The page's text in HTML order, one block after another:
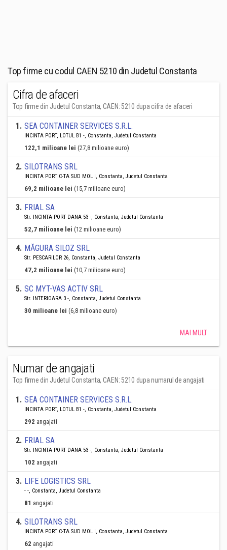
Top firme cu codul CAEN 5210 din Judetul Constanta
Cifra de afaceri
Top firme din Judetul Constanta, CAEN: 5210 dupa cifra de afaceri
1. SEA CONTAINER SERVICES S.R.L.
INCINTA PORT, LOTUL B1 -, Constanta, Judetul Constanta
122,1 milioane lei (27,8 milioane euro)
2. SILOTRANS SRL
INCINTA PORT C-TA SUD MOL I, Constanta, Judetul Constanta
69,2 milioane lei (15,7 milioane euro)
3. FRIAL SA
Str. INCINTA PORT DANA 53 -, Constanta, Judetul Constanta
52,7 milioane lei (12 milioane euro)
4. MĂGURA SILOZ SRL
Str. PESCARILOR 26, Constanta, Judetul Constanta
47,2 milioane lei (10,7 milioane euro)
5. SC MYT-VAS ACTIV SRL
Str. INTERIOARA 3 -, Constanta, Judetul Constanta
30 milioane lei (6,8 milioane euro)
MAI MULT
Numar de angajati
Top firme din Judetul Constanta, CAEN: 5210 dupa numarul de angajati
1. SEA CONTAINER SERVICES S.R.L.
INCINTA PORT, LOTUL B1 -, Constanta, Judetul Constanta
292 angajati
2. FRIAL SA
Str. INCINTA PORT DANA 53 -, Constanta, Judetul Constanta
102 angajati
3. LIFE LOGISTICS SRL
- -, Constanta, Judetul Constanta
81 angajati
4. SILOTRANS SRL
INCINTA PORT C-TA SUD MOL I, Constanta, Judetul Constanta
62 angajati